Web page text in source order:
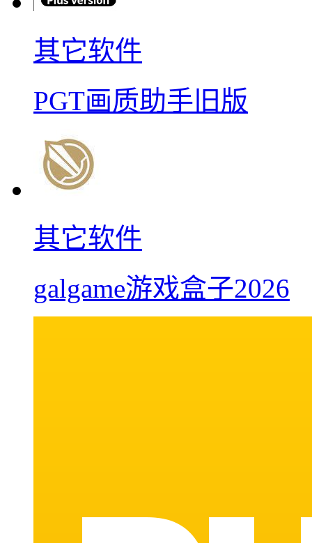
其它软件
PGT画质助手旧版
其它软件
galgame游戏盒子2026